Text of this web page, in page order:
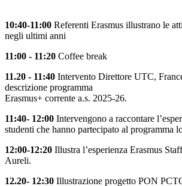
10:40-11:00 Referenti Erasmus illustrano le
negli ultimi anni
11:00 - 11:20 Coffee break
11.20 - 11:40 Intervento Direttore UTC,
descrizione programma
Erasmus+ corrente a.s. 2025-26.
11:40- 12:00 Intervengono a raccontare
studenti che hanno partecipato al programma
12:00-12:20 Illustra l’esperienza Erasmus
Aureli.
12.20- 12:30 Illustrazione progetto PON